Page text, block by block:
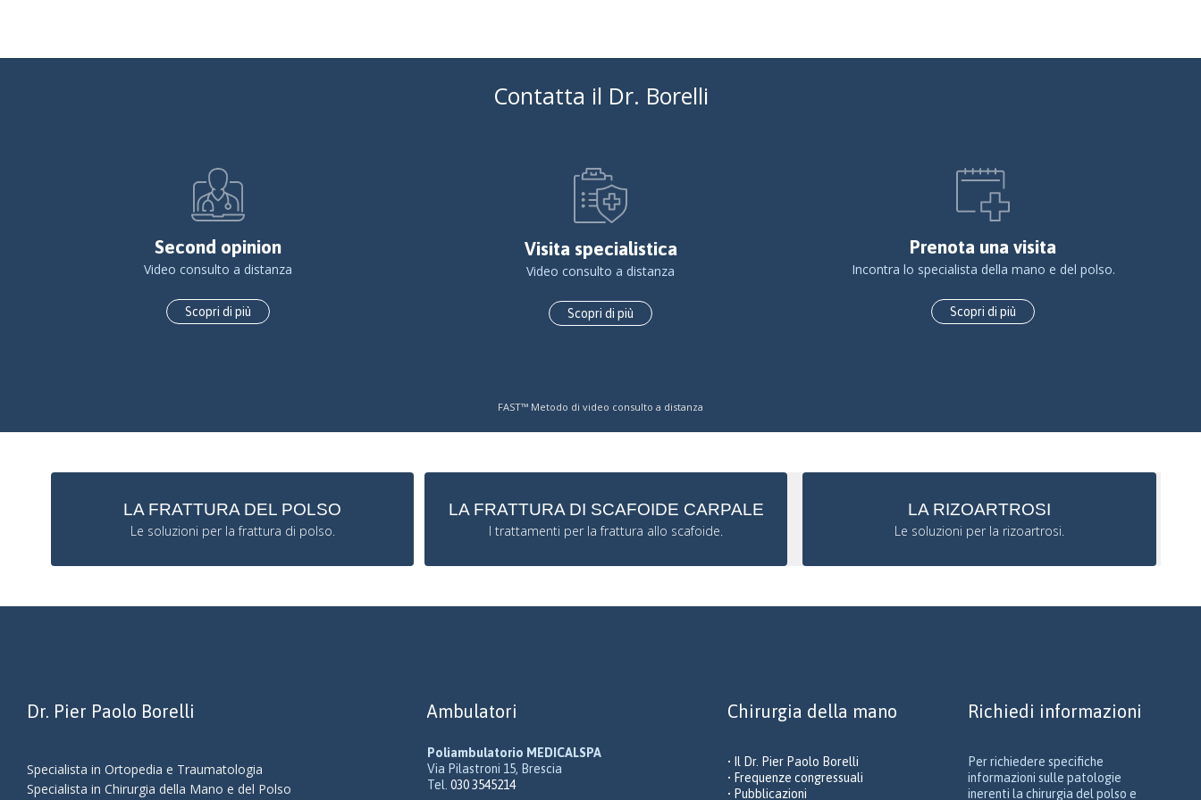
Contatta il Dr. Borelli
Second opinion
Video consulto a distanza
Scopri di più
Visita specialistica
Video consulto a distanza
Scopri di più
Prenota una visita
Incontra lo specialista della mano e del polso.
Scopri di più
FAST™ Metodo di video consulto a distanza
LA FRATTURA DEL POLSO
Le soluzioni per la frattura di polso.
LA FRATTURA DI SCAFOIDE CARPALE
I trattamenti per la frattura allo scafoide.
LA RIZOARTROSI
Le soluzioni per la rizoartrosi.
Dr. Pier Paolo Borelli
Specialista in Ortopedia e Traumatologia
Specialista in Chirurgia della Mano e del Polso
Ambulatori
Poliambulatorio MEDICALSPA
Via Pilastroni 15, Brescia
Tel. 030 3545214
Chirurgia della mano
• Il Dr. Pier Paolo Borelli
• Frequenze congressuali
• Pubblicazioni
Richiedi informazioni
Per richiedere specifiche
informazioni sulle patologie
inerenti la chirurgia del polso e